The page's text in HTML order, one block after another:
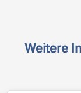
Weitere